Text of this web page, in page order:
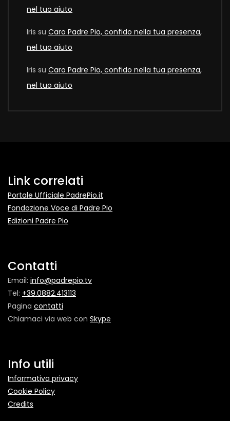
nel tuo aiuto
Iris su Caro Padre Pio, confido nella tua presenza,
nel tuo aiuto
Iris su Caro Padre Pio, confido nella tua presenza,
nel tuo aiuto
Link correlati
Portale Ufficiale PadrePio.it
Fondazione Voce di Padre Pio
Edizioni Padre Pio
Contatti
Email: info@padrepio.tv
Tel: +39.0882.413113
Pagina contatti
Chiamaci via web con Skype
Info utili
Informativa privacy
Cookie Policy
Credits